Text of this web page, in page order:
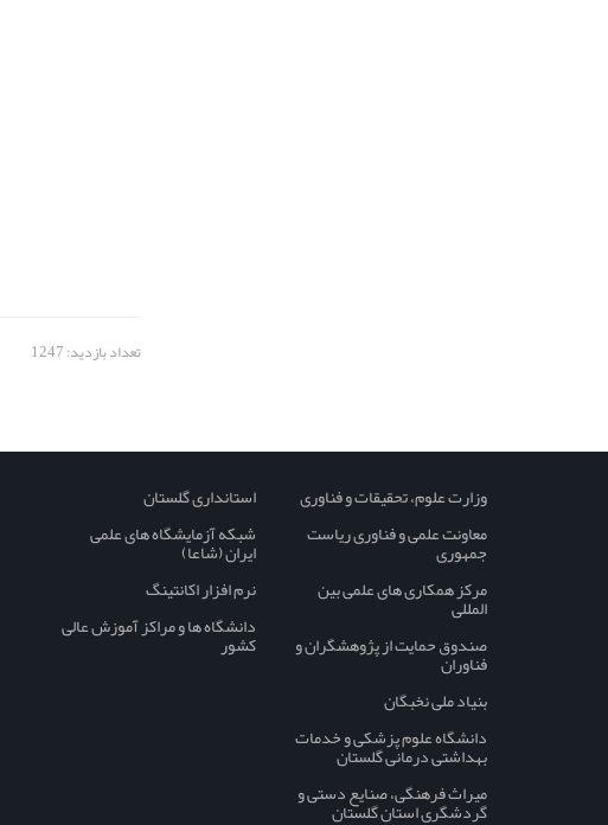
تعداد بازدید: 1247
وزارت علوم، تحقیقات و فناوری
معاونت علمی و فناوری ریاست
جمهوری
مرکز همکاری های علمی بین
المللی
صندوق حمایت از پژوهشگران و
فناوران
بنیاد ملی نخبگان
دانشگاه علوم پزشکی و خدمات
بهداشتی درمانی گلستان
میراث فرهنگی، صنایع دستی و
گردشگری استان گلستان
استانداری گلستان
شبکه آزمایشگاه های علمی
ایران (شاعا)
نرم افزار اکانتینگ
دانشگاه ها و مراکز آموزش عالی
کشور